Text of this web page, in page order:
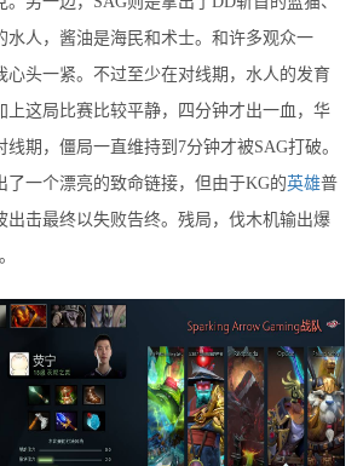
水人，酱油是海民和术士。和许多观众一
心头一紧。不过至少在对线期，水人的发育
上这局比赛比较平静，四分钟才出一血，华
期，僵局一直维持到7分钟才被SAG打破。
了一个漂亮的致命链接，但由于KG的英雄普
出击最终以失败告终。残局，伐木机输出爆